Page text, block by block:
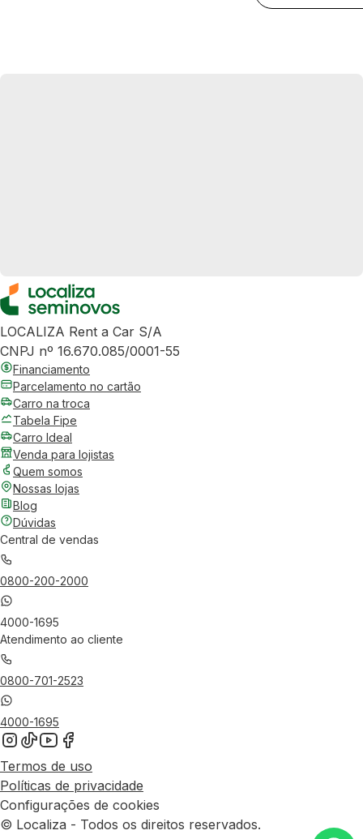
LOCALIZA Rent a Car S/A
CNPJ nº 16.670.085/0001-55
Financiamento
Parcelamento no cartão
Carro na troca
Tabela Fipe
Carro Ideal
Venda para lojistas
Quem somos
Nossas lojas
Blog
Dúvidas
Central de vendas
0800-200-2000
4000-1695
Atendimento ao cliente
0800-701-2523
4000-1695
Termos de uso
Políticas de privacidade
Configurações de cookies
© Localiza - Todos os direitos reservados.